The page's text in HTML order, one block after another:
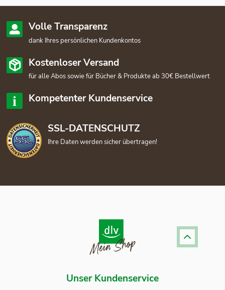
Volle Transparenz
dank Ihres persönlichen Kundenkontos
Kostenloser Versand
für alle Abos sowie für Bücher & Produkte ab 30€ Bestellwert
Kompetenter Kundenservice
SSL-DATENSCHUTZ
Ihre Daten werden sicher übertragen!
Unser Kundenservice